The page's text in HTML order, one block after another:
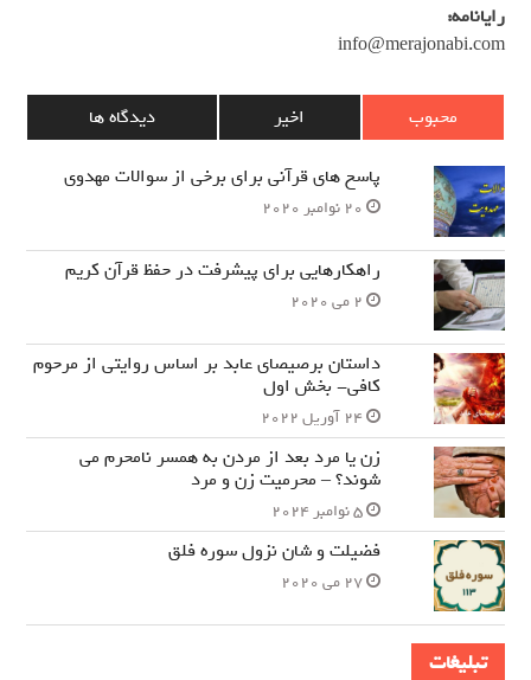
رایانامه:
info@merajonabi.com
محبوب اخیر دیدگاه ها
پاسخ های قرآنی برای برخی از سوالات مهدوی
20 نوامبر 2020
راهکارهایی برای پیشرفت در حفظ قرآن کریم
2 می 2020
داستان برصیصای عابد بر اساس روایتی از مرحوم
کافی- بخش اول
24 آوریل 2022
زن یا مرد بعد از مردن به همسر نامحرم می
شوند؟ – محرمیت زن و مرد
5 نوامبر 2024
فضیلت و شان نزول سوره فلق
27 می 2020
تبلیغات